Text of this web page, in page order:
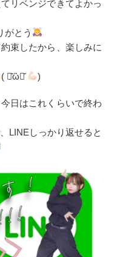
リベンジできてよかっ
がとう
束したから、楽しみに
( ･᷅ὢ･᷄ )
日はこれくらいで終わ
LINEしっかり返せると